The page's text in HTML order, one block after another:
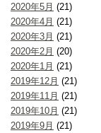
2020年5月 (21)
2020年4月 (21)
2020年3月 (21)
2020年2月 (20)
2020年1月 (21)
2019年12月 (21)
2019年11月 (21)
2019年10月 (21)
2019年9月 (21)